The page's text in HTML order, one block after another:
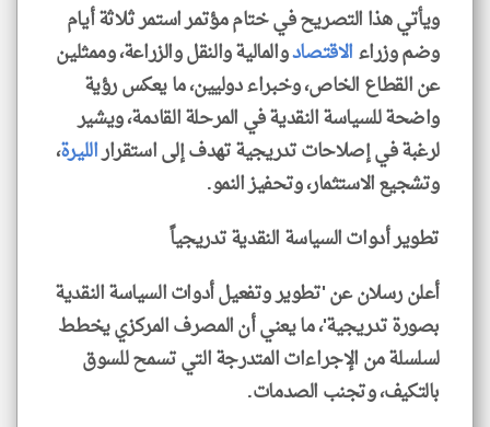
ويأتي هذا التصريح في ختام مؤتمر استمر ثلاثة أيام
وضم وزراءالاقتصادوالمالية والنقل والزراعة، وممثلين
عن القطاع الخاص، وخبراء دوليين، ما يعكس رؤية
واضحة للسياسة النقدية في المرحلة القادمة، ويشير
لرغبة في إصلاحات تدريجية تهدف إلى استقرارالليرة،
وتشجيع الاستثمار، وتحفيز النمو.
تطوير أدوات السياسة النقدية تدريجياً
أعلن رسلان عن 'تطوير وتفعيل أدوات السياسة النقدية
بصورة تدريجية'، ما يعني أن المصرف المركزي يخطط
لسلسلة من الإجراءات المتدرجة التي تسمح للسوق
بالتكيف، وتجنب الصدمات.